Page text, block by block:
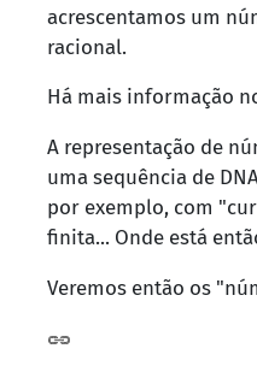
acrescentamos um
racional.
Há mais informação
A representação de
uma sequência de
por exemplo, com
finita... Onde está
Veremos então os